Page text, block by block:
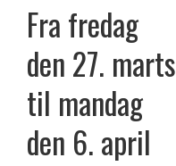
Fra fredag
den 27. marts
til mandag
den 6. april